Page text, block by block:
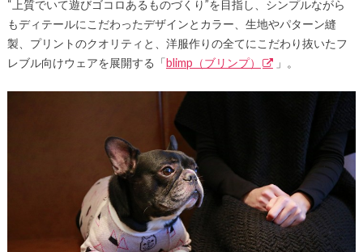
“上質でいて遊びゴコロあるものづくり”を目指し、シンプルながら
もディテールにこだわったデザインとカラー、生地やパターン縫
製、プリントのクオリティと、洋服作りの全てにこだわり抜いたフ
レブル向けウェアを展開する「blimp（ブリンプ） 」。